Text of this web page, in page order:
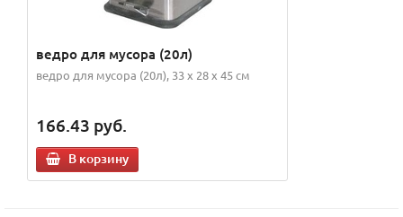
ведро для мусора (20л)
ведро для мусора (20л), 33 x 28 x 45 см
166.43 руб.
В корзину